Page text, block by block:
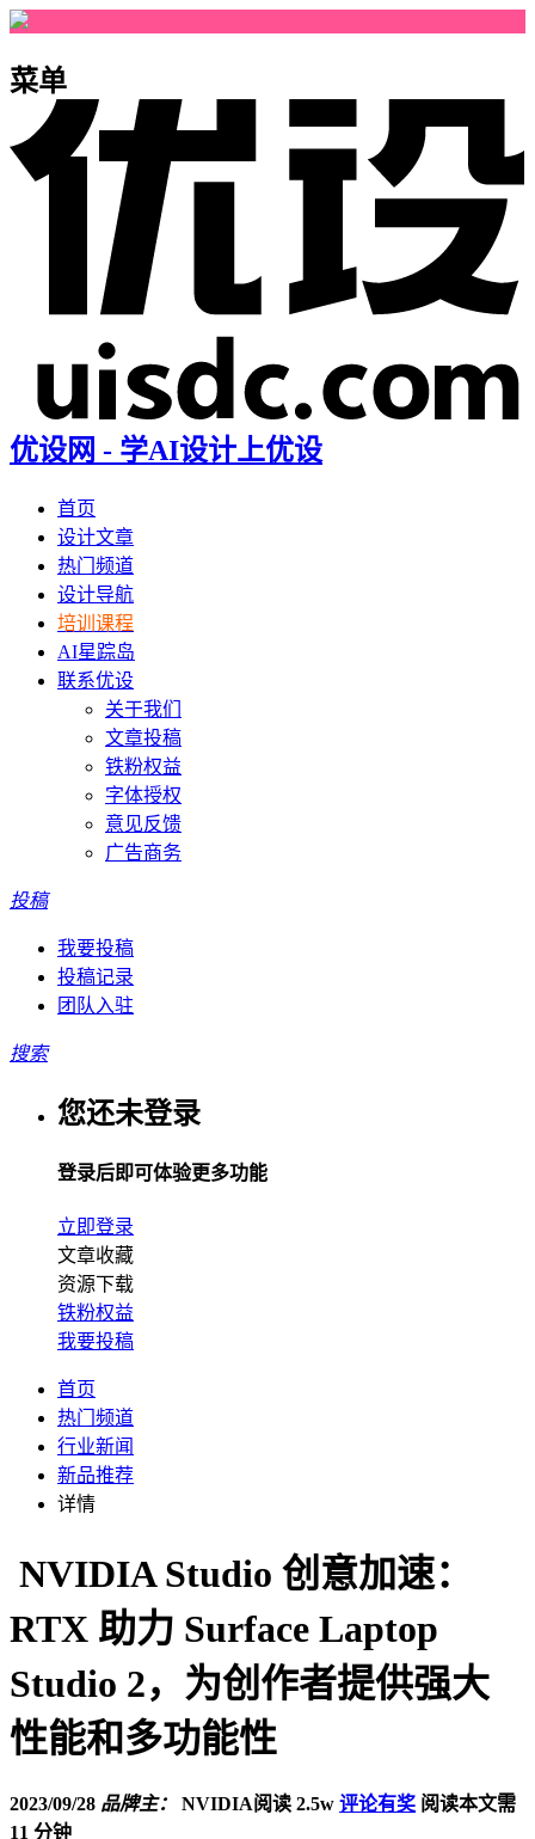
菜单
优设网 - 学AI设计上优设
首页
设计文章
热门频道
设计导航
培训课程
AI星踪岛
联系优设
关于我们
文章投稿
铁粉权益
字体授权
意见反馈
广告商务
投稿
我要投稿
投稿记录
团队入驻
搜索
您还未登录
登录后即可体验更多功能
立即登录
文章收藏
资源下载
铁粉权益
我要投稿
首页
热门频道
行业新闻
新品推荐
详情
NVIDIA Studio 创意加速：
RTX 助力 Surface Laptop
Studio 2，为创作者提供强大
性能和多功能性
2023/09/28 品牌主： NVIDIA阅读 2.5w 评论有奖 阅读本文需
11 分钟